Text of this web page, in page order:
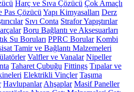
Harç ve Sıva Çözücü Çok Amaçlı
Pas Çözücü Yapı Kimyasalları Derz
Sıvı Conta Strafor Yapıştırılar
Boru Bağlantı ve Aksesuarları
Su Boruları PPRC Borular Kombi
Tamir ve Bağlantı Malzemeleri
Valfler ve Vanalar Nipeller
Taharet Çubuğu Fittings Tıpalar ve
Elektrikli Vinçler Taşıma
Havlupanlar Ahşaplar Masif Paneller